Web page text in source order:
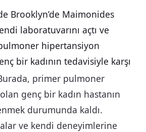
Brooklyn’de Maimonides
laboratuvarını açtı ve
hipertansiyon
bir kadının tedavisiyle karşı
primer pulmoner
genç bir kadın hastanın
durumunda kaldı.
ve kendi deneyimlerine